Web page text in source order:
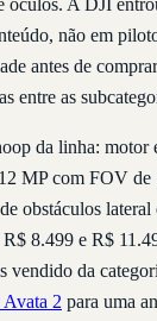
não em
antes de
entre as
da linha: motor
MP com FOV
obstáculos lateral
R$ 8.499 e R$
vendido da
2 para uma